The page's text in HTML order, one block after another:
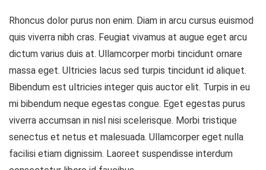
Rhoncus dolor purus non enim. Diam in arcu cursus euismod
quis viverra nibh cras. Feugiat vivamus at augue eget arcu
dictum varius duis at. Ullamcorper morbi tincidunt ornare
massa eget. Ultricies lacus sed turpis tincidunt id aliquet.
Bibendum est ultricies integer quis auctor elit. Turpis in eu
mi bibendum neque egestas congue. Eget egestas purus
viverra accumsan in nisl nisi scelerisque. Morbi tristique
senectus et netus et malesuada. Ullamcorper eget nulla
facilisi etiam dignissim. Laoreet suspendisse interdum